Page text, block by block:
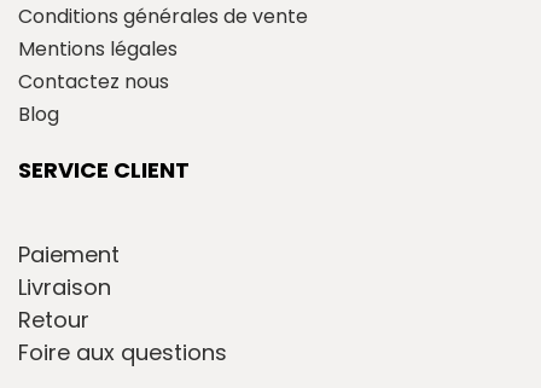
Conditions générales de vente
Mentions légales
Contactez nous
Blog
SERVICE CLIENT
Paiement
Livraison
Retour
Foire aux questions